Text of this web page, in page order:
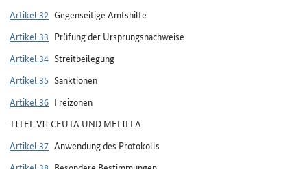
Artikel 32 Gegenseitige Amtshilfe
Artikel 33 Prüfung der Ursprungsnachweise
Artikel 34 Streitbeilegung
Artikel 35 Sanktionen
Artikel 36 Freizonen
TITEL VII CEUTA UND MELILLA
Artikel 37 Anwendung des Protokolls